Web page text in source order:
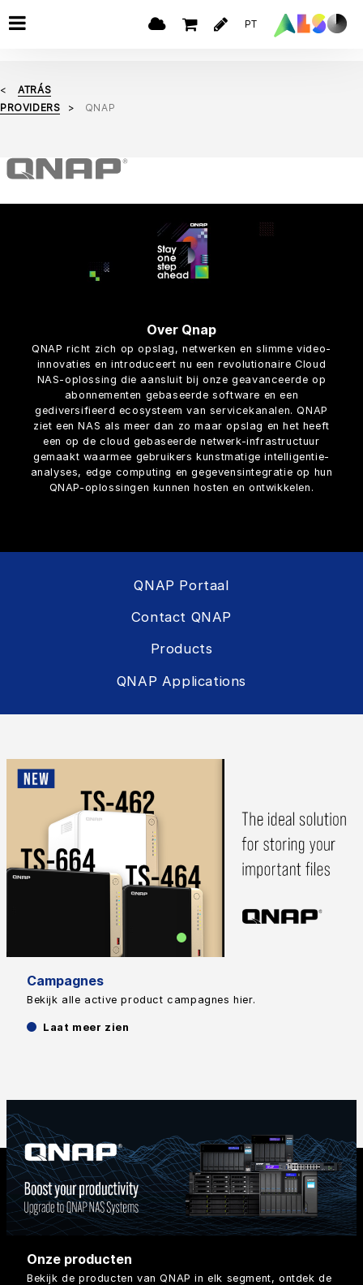
PT
ATRÁS
PROVIDERS
QNAP
Over Qnap
QNAP richt zich op opslag, netwerken en slimme video-
innovaties en introduceert nu een revolutionaire Cloud
NAS-oplossing die aansluit bij onze geavanceerde op
abonnementen gebaseerde software en een
gediversifieerd ecosysteem van servicekanalen. QNAP
ziet een NAS als meer dan zo maar opslag en het heeft
een op de cloud gebaseerde netwerk-infrastructuur
gemaakt waarmee gebruikers kunstmatige intelligentie-
analyses, edge computing en gegevensintegratie op hun
QNAP-oplossingen kunnen hosten en ontwikkelen.
QNAP Portaal
Contact QNAP
Products
QNAP Applications
Campagnes
Bekijk alle active product campagnes hier.
Laat meer zien
Onze producten
Bekijk de producten van QNAP in elk segment, ontdek de